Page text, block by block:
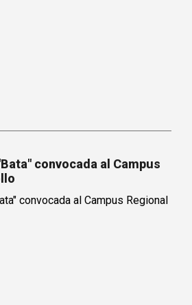
convocada al Campus